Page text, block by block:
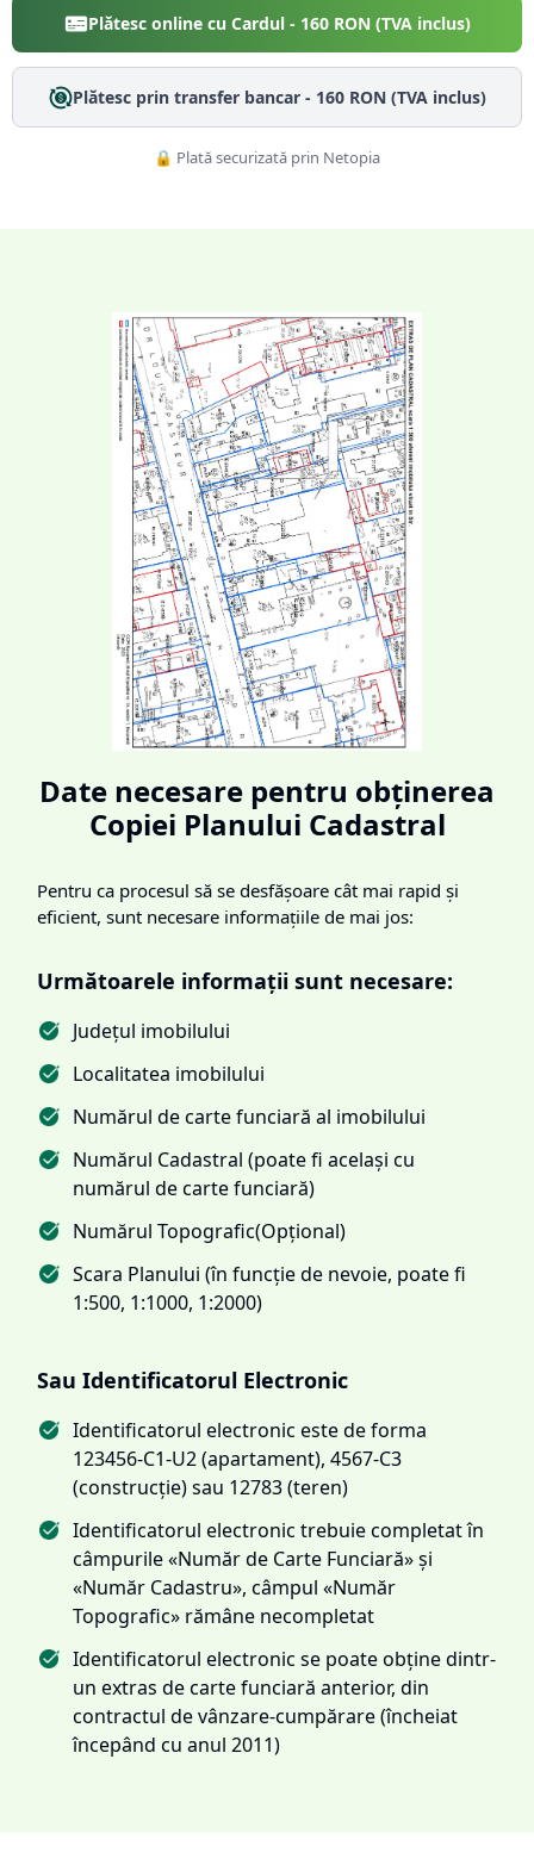
Plătesc online cu Cardul - 160RON (TVA inclus)
Plătesc prin transfer bancar - 160RON (TVA inclus)
🔒 Plată securizată prin Netopia
Date necesare pentru obținerea
Copiei Planului Cadastral
Pentru ca procesul să se desfășoare cât mai rapid și
eficient, sunt necesare informațiile de mai jos:
Următoarele informații sunt necesare:
Județul imobilului
Localitatea imobilului
Numărul de carte funciară al imobilului
Numărul Cadastral (poate fi același cu
numărul de carte funciară)
Numărul Topografic(Opțional)
Scara Planului (în funcție de nevoie, poate fi
1:500, 1:1000, 1:2000)
Sau Identificatorul Electronic
Identificatorul electronic este de forma
123456-C1-U2 (apartament), 4567-C3
(construcție) sau 12783 (teren)
Identificatorul electronic trebuie completat în
câmpurile «Număr de Carte Funciară» și
«Număr Cadastru», câmpul «Număr
Topografic» rămâne necompletat
Identificatorul electronic se poate obține dintr-
un extras de carte funciară anterior, din
contractul de vânzare-cumpărare (încheiat
începând cu anul 2011)